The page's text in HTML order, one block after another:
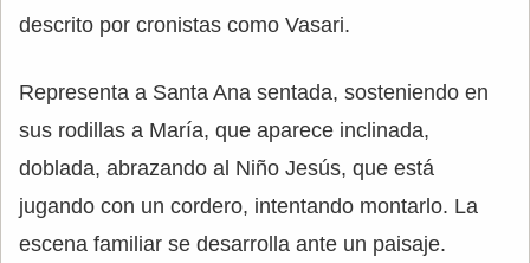
descrito por cronistas como Vasari.
Representa a Santa Ana sentada, sosteniendo en
sus rodillas a María, que aparece inclinada,
doblada, abrazando al Niño Jesús, que está
jugando con un cordero, intentando montarlo. La
escena familiar se desarrolla ante un paisaje.